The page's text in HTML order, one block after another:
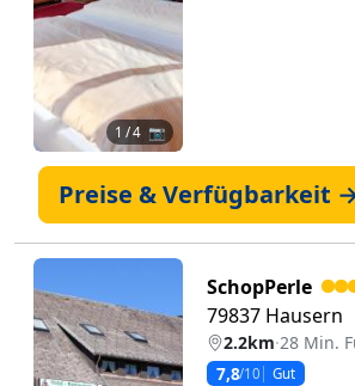
1 / 4 📷
Preise & Verfügbarkeit
SchopPerle
79837 Hausern
2.2km·28 Min.
7,8/10 Gut